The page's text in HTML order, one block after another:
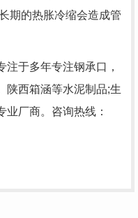
期的热胀冷缩会造成管
注于多年专注钢承口，
陕西箱涵等水泥制品;生
业厂商。咨询热线：